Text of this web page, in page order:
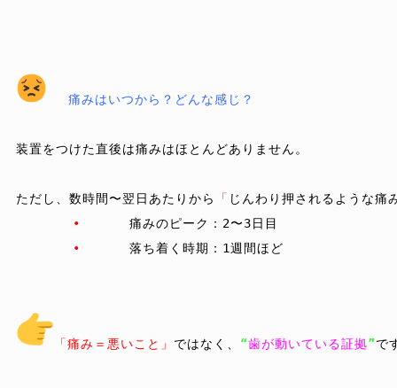
痛みはいつから？どんな感じ？
装置をつけた直後は痛みはほとんどありません。
ただし、 数時間〜翌日あたり から 「 じんわり押されるような痛
•
•
「痛み＝悪いこと」 ではなく、 “歯が動いている証拠”で